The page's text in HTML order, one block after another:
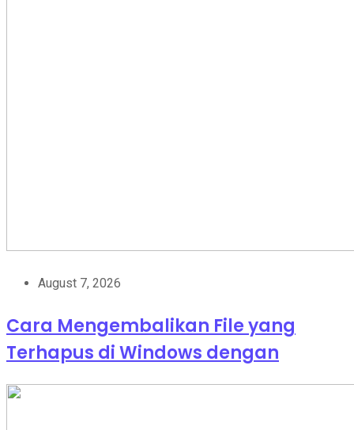
August 7, 2026
Cara Mengembalikan File yang
Terhapus di Windows dengan